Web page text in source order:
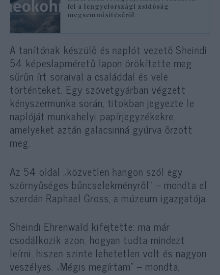
fel a lengyelországi zsidóság
megsemmisítéséről
A tanítónak készülő és naplót vezető Sheindi
54 képeslapméretű lapon örökítette meg
sűrűn írt soraival a családdal és vele
történteket. Egy szövetgyárban végzett
kényszermunka során, titokban jegyezte le
naplóját munkahelyi papírjegyzékekre,
amelyeket aztán galacsinná gyúrva őrzött
meg.
Az 54 oldal „közvetlen hangon szól egy
szörnyűséges bűncselekményről” – mondta el
szerdán Raphael Gross, a múzeum igazgatója.
Sheindi Ehrenwald kifejtette: ma már
csodálkozik azon, hogyan tudta mindezt
leírni, hiszen szinte lehetetlen volt és nagyon
veszélyes. „Mégis megírtam” – mondta.